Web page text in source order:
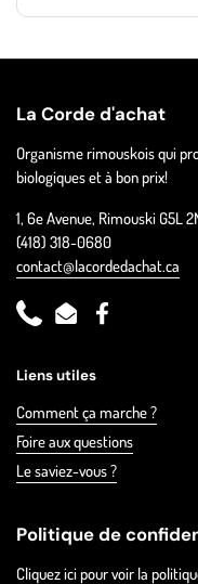
La Corde d'achat
Organisme rimouskois qui
biologiques et à bon prix!
1, 6e Avenue, Rimouski G5L
(418) 318-0680
contact@lacordedachat.ca
PhoneEmailFacebook
Liens utiles
Comment ça marche ?
Foire aux questions
Le saviez-vous ?
Politique de
Cliquez ici pour voir la